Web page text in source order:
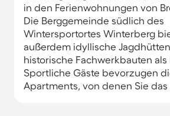
in den Ferienwohnungen von
Die Berggemeinde südlich des
Wintersportortes Winterberg
außerdem idyllische
historische Fachwerkbauten als
Sportliche Gäste bevorzugen
Apartments, von denen Sie